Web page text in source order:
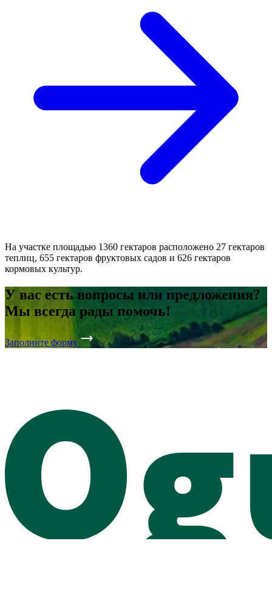
На участке площадью 1360 гектаров расположено 27 гектаров
теплиц, 655 гектаров фруктовых садов и 626 гектаров
кормовых культур.
У вас есть вопросы или предложения?
Мы всегда рады помочь!
Заполните форму